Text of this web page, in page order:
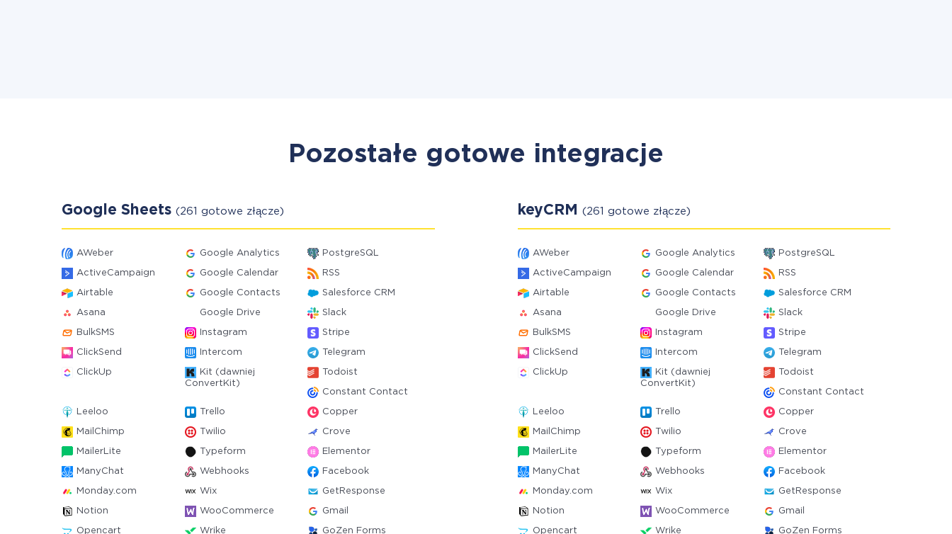
Pozostałe gotowe integracje
Google Sheets (261 gotowe złącze)
AWeber Google Analytics PostgreSQL
ActiveCampaign Google Calendar RSS
Airtable Google Contacts Salesforce CRM
Asana Google Drive Slack
BulkSMS Instagram Stripe
ClickSend Intercom Telegram
ClickUp
Kit (dawniej
ConvertKit)
Todoist
Constant Contact
Leeloo Trello Copper
MailChimp Twilio Crove
MailerLite Typeform Elementor
ManyChat Webhooks Facebook
Monday.com Wix GetResponse
Notion WooCommerce Gmail
Opencart Wrike GoZen Forms
keyCRM (261 gotowe złącze)
AWeber Google Analytics PostgreSQL
ActiveCampaign Google Calendar RSS
Airtable Google Contacts Salesforce CRM
Asana Google Drive Slack
BulkSMS Instagram Stripe
ClickSend Intercom Telegram
ClickUp
Kit (dawniej
ConvertKit)
Todoist
Constant Contact
Leeloo Trello Copper
MailChimp Twilio Crove
MailerLite Typeform Elementor
ManyChat Webhooks Facebook
Monday.com Wix GetResponse
Notion WooCommerce Gmail
Opencart Wrike GoZen Forms